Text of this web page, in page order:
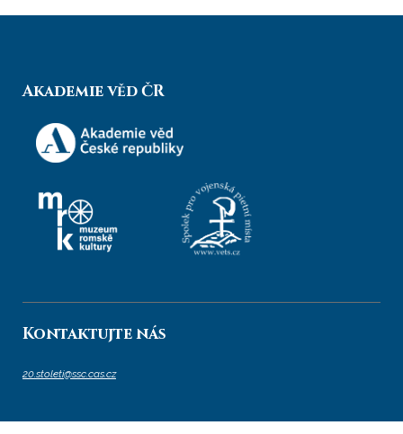
Akademie věd ČR
Kontaktujte nás
20.stoleti@ssc.cas.cz